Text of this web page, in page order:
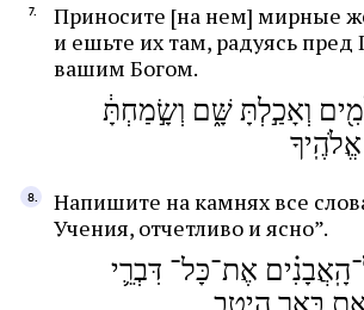
Приносите [на нем] мирные
и ешьте их там, радуясь пред
вашим Богом.
וְאָכַ֣לְתָּ שָּׁ֑ם וְשָׂ֣מַחְתָּ֔
אֱלֹהֶֽיךָ
Напишите на камнях все
Учения, отчетливо и ясно”.
אֶת־כָּל־ דִּבְרֵ֛י